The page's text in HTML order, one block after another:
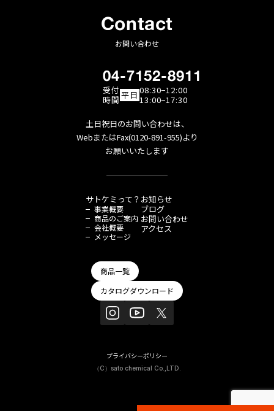
Contact
お問い合わせ
04-7152-8911
受付
時間平日 08:30−12:00
13:00−17:30
土日祝日のお問い合わせは、
WebまたはFax(0120-891-955)より
お願いいたします
サトケミって？
事業概要
商品のご案内
会社概要
メッセージ
お知らせ
ブログ
お問い合わせ
アクセス
商品一覧
カタログダウンロード
プライバシーポリシー
（C）sato chemical Co.,LTD.